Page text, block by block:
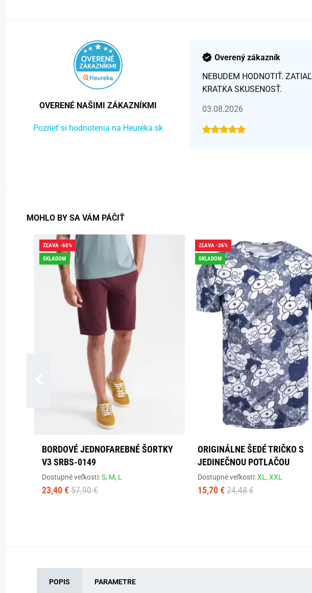
OVERENÉ NAŠIMI ZÁKAZNÍKMI
Pozrieť si hodnotenia na Heuréka.sk
Overený zákazník
NEBUDEM HODNOTIŤ. ZATIAĽ
KRATKA SKUSENOSŤ.
03.08.2026
MOHLO BY SA VÁM PÁČIŤ
ZĽAVA -60%
SKLADOM
BORDOVÉ JEDNOFAREBNÉ ŠORTKY
V3 SRBS-0149
Dostupné veľkosti:S, M, L
23,40 € 57,90 €
ZĽAVA -36%
SKLADOM
ORIGINÁLNE ŠEDÉ TRIČKO S
JEDINEČNOU POTLAČOU
Dostupné veľkosti:XL,XXL
15,70 € 24,48 €
POPIS PARAMETRE